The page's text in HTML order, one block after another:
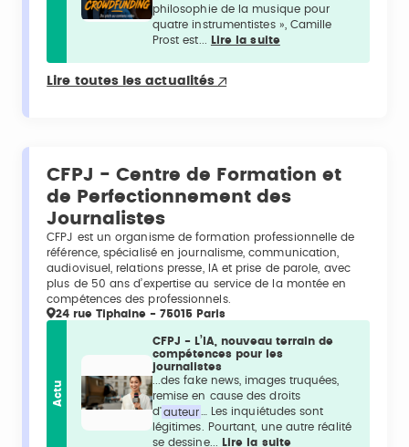
philosophie de la musique pour
quatre instrumentistes », Camille
Prost est...
Lire la suite
Lire toutes les actualités
CFPJ - Centre de Formation et
de Perfectionnement des
Journalistes
CFPJ est un organisme de formation professionnelle de
référence, spécialisé en journalisme, communication,
audiovisuel, relations presse, IA et prise de parole, avec
plus de 50 ans d’expertise au service de la montée en
compétences des professionnels.
24 rue Tiphaine - 75015 Paris
Actu
CFPJ - L’IA, nouveau terrain de
compétences pour les
journalistes
...des fake news, images truquées,
remise en cause des droits
d'auteur
… Les inquiétudes sont
légitimes. Pourtant, une autre réalité
se dessine...
Lire la suite